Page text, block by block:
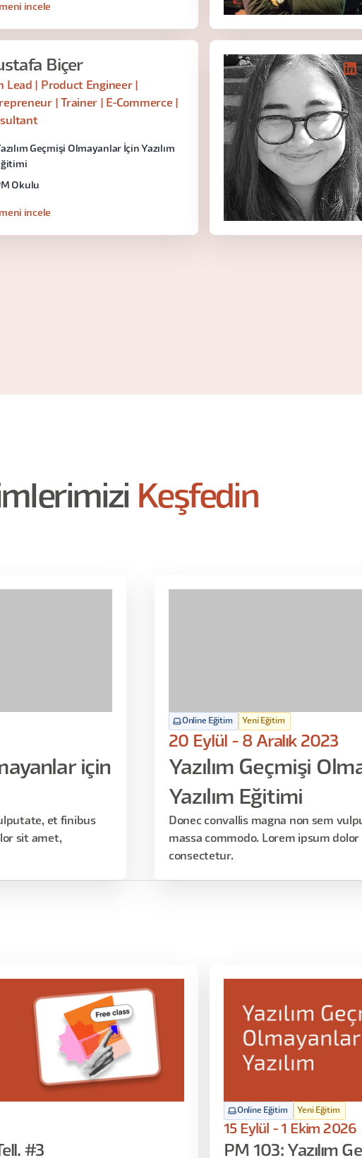
incele
Biçer
Lead | Product Engineer |
| Trainer | E-Commerce |
Geçmişi Olmayanlar İçin Yazılım
Okulu
incele
Keşfedin
için
et finibus
sit amet,
Online Eğitim Yeni Eğitim
20 Eylül - 8 Aralık 2023
Yazılım Geçmişi
Yazılım Eğitimi
Donec convallis magna non sem
massa commodo. Lorem ipsum
consectetur.
#3
Online Eğitim Yeni Eğitim
15 Eylül - 1 Ekim 2026
PM 103: Yazılım